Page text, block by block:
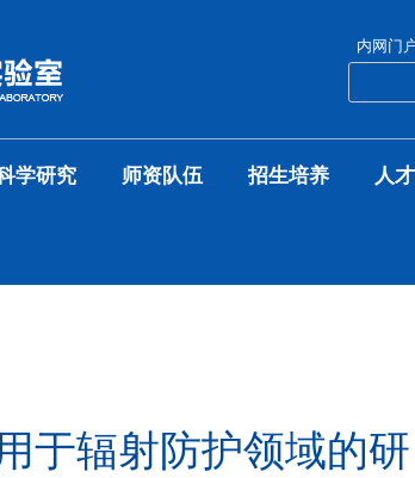
内网门
学研究 师资队伍 招生培养 人
于辐射防护领域的研